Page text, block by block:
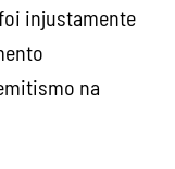
injustamente
na